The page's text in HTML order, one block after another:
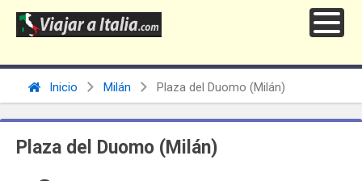
Inicio Milán Plaza del Duomo (Milán)
Plaza del Duomo (Milán)